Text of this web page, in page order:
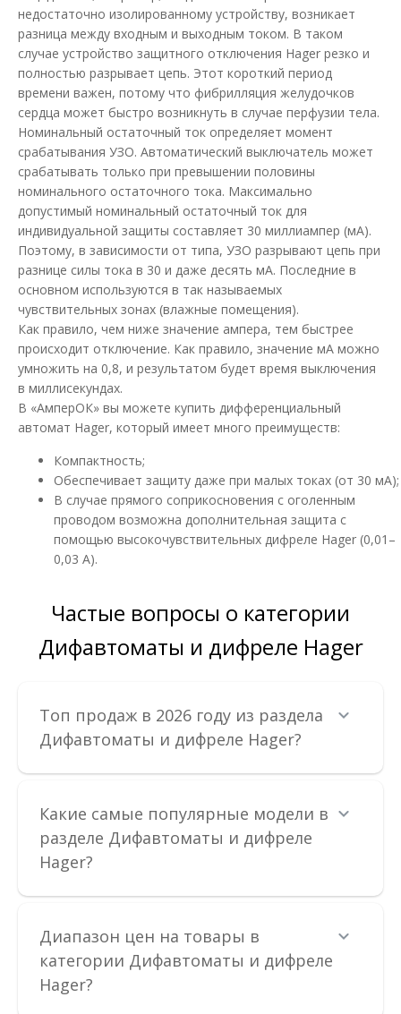
Устройство защитного отключения Hager 4P 63A
100мA тип A
Доступность: В наличии
Устройство защитного отключения Hager предназначено для
отключения нагрузки, когда ..
4 047.52 грн
В КОРЗИНУ
В сравнения
В закладки
300мA тип A
Доступность: В наличии
Устройство защитного отключения Hager предназначено для
2 486.02 грн
недостаточно изолированному устройству, возникает
разница между входным и выходным током. В таком
случае устройство защитного отключения Hager резко и
полностью разрывает цепь. Этот короткий период
времени важен, потому что фибрилляция желудочков
сердца может быстро возникнуть в случае перфузии тела.
Номинальный остаточный ток определяет момент
срабатывания УЗО. Автоматический выключатель может
срабатывать только при превышении половины
номинального остаточного тока. Максимально
допустимый номинальный остаточный ток для
индивидуальной защиты составляет 30 миллиампер (мА).
Поэтому, в зависимости от типа, УЗО разрывают цепь при
разнице силы тока в 30 и даже десять мА. Последние в
основном используются в так называемых
чувствительных зонах (влажные помещения).
Как правило, чем ниже значение ампера, тем быстрее
происходит отключение. Как правило, значение мА можно
умножить на 0,8, и результатом будет время выключения
в миллисекундах.
В «АмперОК» вы можете купить дифференциальный
автомат Hager, который имеет много преимуществ:
Компактность;
Обеспечивает защиту даже при малых токах (от 30 мА);
В случае прямого соприкосновения с оголенным
проводом возможна дополнительная защита с
помощью высокочувствительных дифреле Hager (0,01–
0,03 А).
Частые вопросы о категории
Дифавтоматы и дифреле Hager
Топ продаж в 2026 году из раздела
Дифавтоматы и дифреле Hager?
Какие самые популярные модели в
разделе Дифавтоматы и дифреле
Hager?
Диапазон цен на товары в
категории Дифавтоматы и дифреле
Hager?